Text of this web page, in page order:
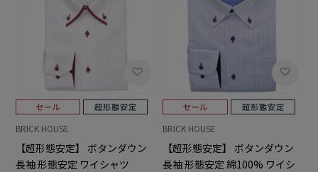
BRICK HOUSE
【超形態安定】 ボタンダウン
長袖 形態安定 ワイシャツ
BRICK HOUSE
【超形態安定】 ボタンダウン
長袖 形態安定 綿100% ワイシ